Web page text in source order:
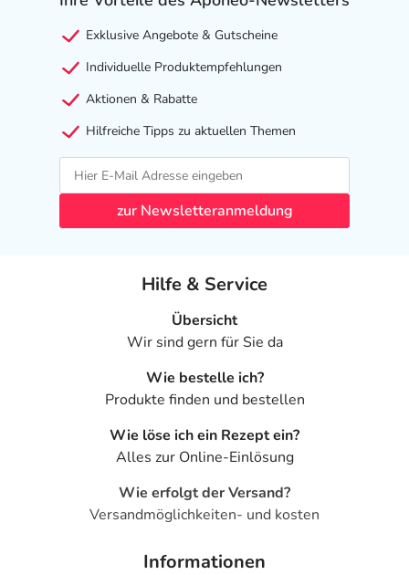
- Verminderte Berührungsempfindlichkeit im Mund
- Appetitsteigerung
- Gewichtszunahme
- Gewichtsverlust
- Geschmacksstörungen
- Mundtrockenheit
- Schwindel
- Gangunsicherheit
- Ungewöhnliche Träume
- Koordinationsstörung
- Delirium (Verwirrtheit)
- Aufmerksamkeitsdefizit-Störung (ADS)
- Halluzinationen
Exklusive Angebote & Gutscheine
Individuelle Produktempfehlungen
Aktionen & Rabatte
Hilfreiche Tipps zu aktuellen Themen
zur Newsletteranmeldung
Hilfe & Service
Übersicht
Wir sind gern für Sie da
Wie bestelle ich?
Produkte finden und bestellen
Wie löse ich ein Rezept ein?
Alles zur Online-Einlösung
Wie erfolgt der Versand?
Versandmöglichkeiten- und kosten
Informationen